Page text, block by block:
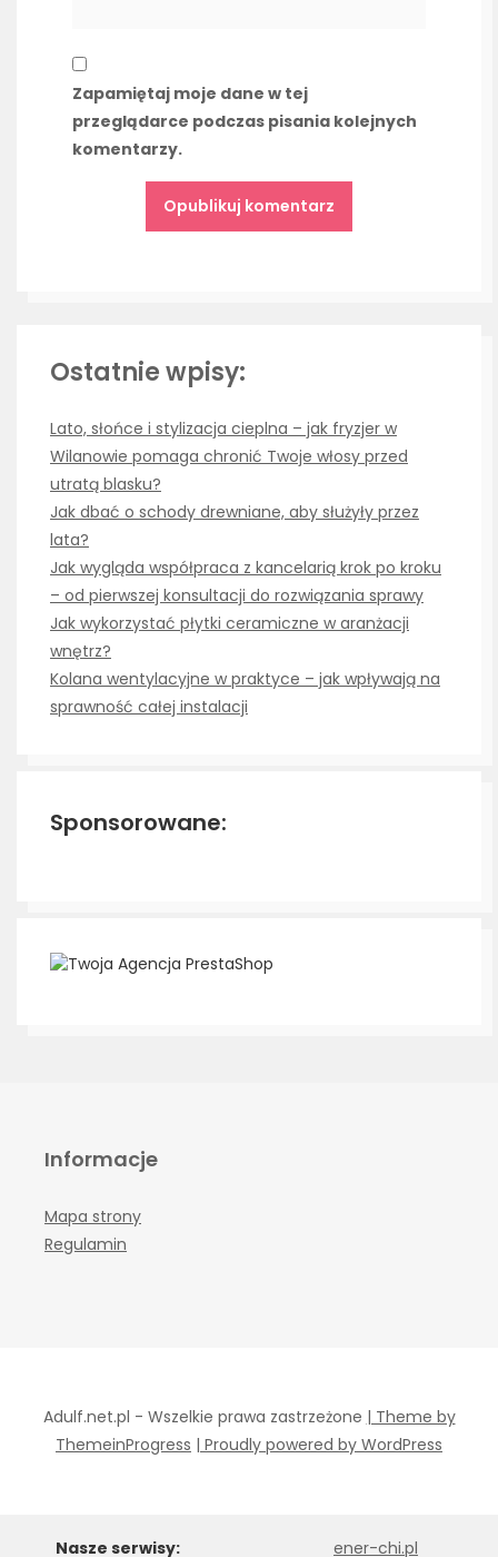
Zapamiętaj moje dane w tej
przeglądarce podczas pisania kolejnych
komentarzy.
Ostatnie wpisy:
Lato, słońce i stylizacja cieplna – jak fryzjer w
Wilanowie pomaga chronić Twoje włosy przed
utratą blasku?
Jak dbać o schody drewniane, aby służyły przez
lata?
Jak wygląda współpraca z kancelarią krok po kroku
– od pierwszej konsultacji do rozwiązania sprawy
Jak wykorzystać płytki ceramiczne w aranżacji
wnętrz?
Kolana wentylacyjne w praktyce – jak wpływają na
sprawność całej instalacji
Sponsorowane:
Informacje
Mapa strony
Regulamin
Adulf.net.pl - Wszelkie prawa zastrzeżone | Theme by
ThemeinProgress | Proudly powered by WordPress
Nasze serwisy: ener-chi.pl